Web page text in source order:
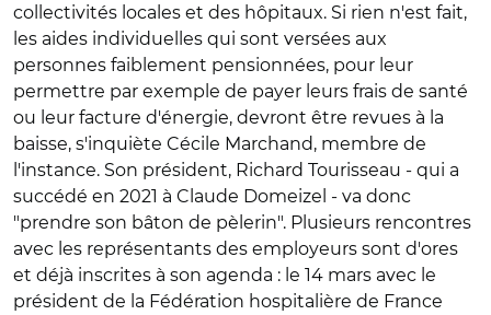
collectivités locales et des hôpitaux. Si rien n'est fait,
les aides individuelles qui sont versées aux
personnes faiblement pensionnées, pour leur
permettre par exemple de payer leurs frais de santé
ou leur facture d'énergie, devront être revues à la
baisse, s'inquiète Cécile Marchand, membre de
l'instance. Son président, Richard Tourisseau - qui a
succédé en 2021 à Claude Domeizel - va donc
"prendre son bâton de pèlerin". Plusieurs rencontres
avec les représentants des employeurs sont d'ores
et déjà inscrites à son agenda : le 14 mars avec le
président de la Fédération hospitalière de France